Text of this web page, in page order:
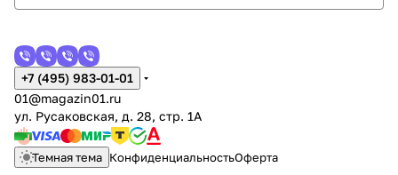
+7 (495) 983-01-01
01@magazin01.ru
ул. Русаковская, д. 28, стр. 1А
Темная тема КонфиденциальностьОферта